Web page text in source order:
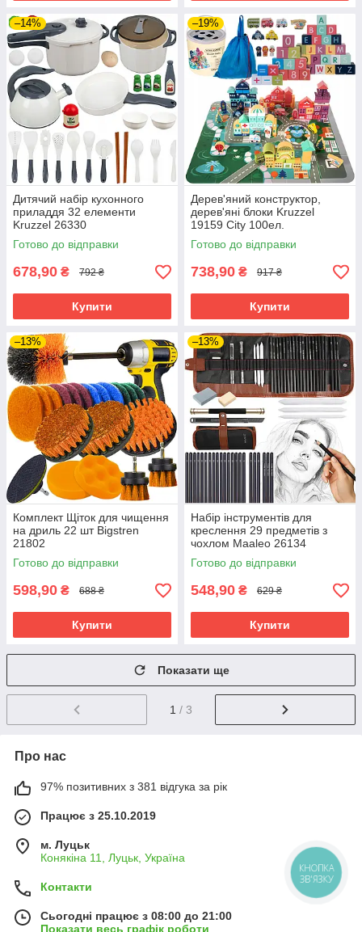
–14%
Дитячий набір кухонного
приладдя 32 елементи
Kruzzel 26330
Готово до відправки
678,90 ₴ 792 ₴
Купити
–19%
Дерев'яний конструктор,
дерев'яні блоки Kruzzel
19159 City 100ел.
Готово до відправки
738,90 ₴ 917 ₴
Купити
–13%
Комплект Щіток для чищення
на дриль 22 шт Bigstren
21802
Готово до відправки
598,90 ₴ 688 ₴
Купити
–13%
Набір інструментів для
креслення 29 предметів з
чохлом Maaleo 26134
Готово до відправки
548,90 ₴ 629 ₴
Купити
Показати ще
1 / 3
Про нас
97% позитивних з 381 відгука за рік
Працює з 25.10.2019
м. Луцьк
Конякіна 11, Луцьк, Україна
Контакти
Сьогодні працює з 08:00 до 21:00
Показати весь графік роботи
КНОПКА
ЗВ'ЯЗКУ